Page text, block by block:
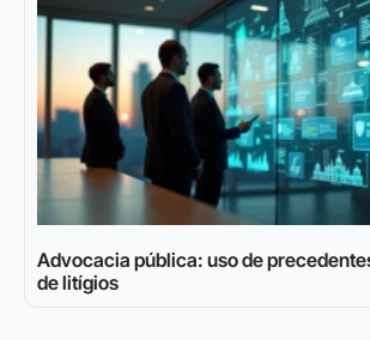
Advocacia pública: uso de
de litígios